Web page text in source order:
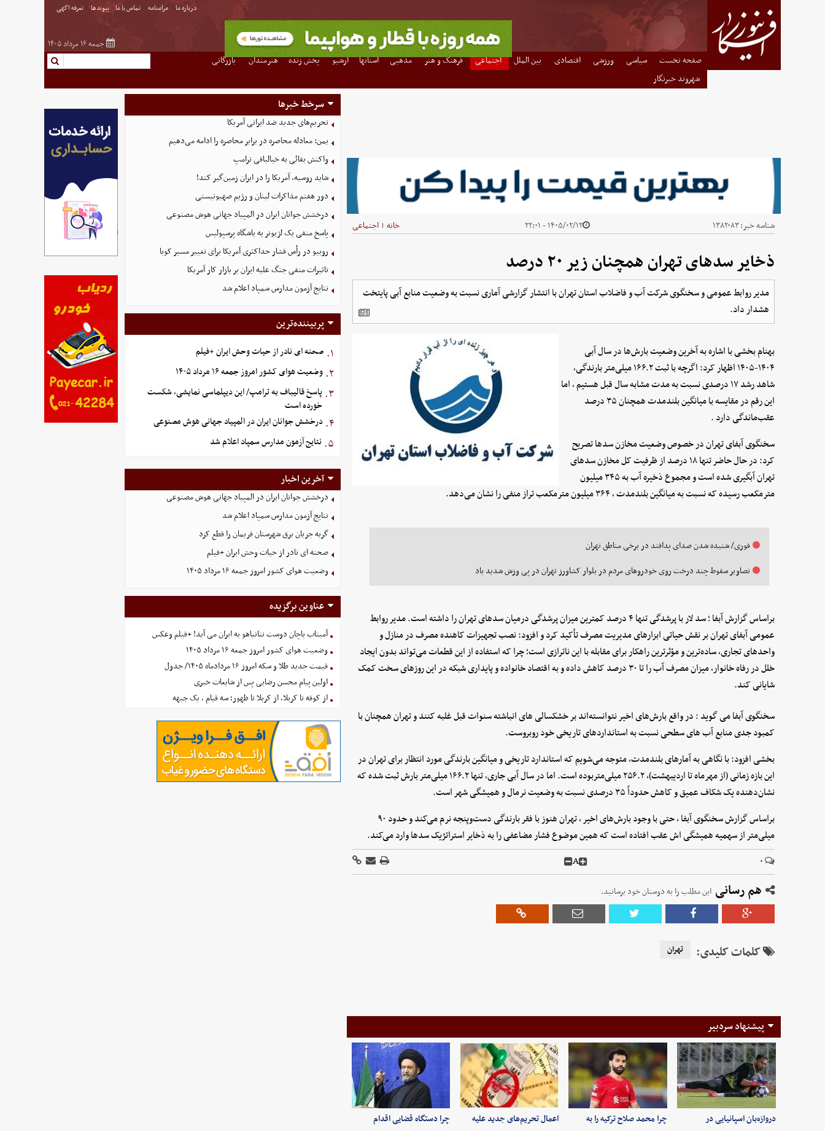
درباره ما مرامنامه تماس با ما پیوندها تعرفه اگهی
جمعه ۱۶ مرداد ۱۴۰۵
صفحه نخست سیاسی ورزشی اقتصادی بین الملل اجتماعی فرهنگ و هنر مذهبی استانها آرشیو پخش زنده هنرمندان
بازرگانی
شهروند خبرنگار
شناسه خبر:۱۳۸۲۰۸۳ ۱۴۰۵/۰۲/۱۲ - ۲۲:۰۱ خانه | اجتماعی
ذخایر سدهای تهران همچنان زیر ۲۰ درصد
مدیر روابط عمومی و سخنگوی شرکت آب و فاضلاب استان تهران با انتشار گزارشی آماری نسبت به وضعیت منابع آبی پایتخت
هشدار داد.
بهنام بخشی با اشاره به آخرین وضعیت بارش‌ها در سال آبی
۱۴۰۴-۱۴۰۵ اظهار کرد: اگرچه با ثبت ۱۶۶.۲ میلی‌متر بارندگی،
شاهد رشد ۱۷ درصدی نسبت به مدت مشابه سال قبل هستیم ، اما
این رقم در مقایسه با میانگین بلندمدت همچنان ۳۵ درصد
عقب‌ماندگی دارد .
سخنگوی آبفای تهران در خصوص وضعیت مخازن سدها تصریح
کرد: در حال حاضر تنها ۱۸ درصد از ظرفیت کل مخازن سدهای
تهران آبگیری شده است و مجموع ذخیره آب به ۳۴۵ میلیون
مترمکعب رسیده که نسبت به میانگین بلندمدت ، ۳۶۴ میلیون مترمکعب تراز منفی را نشان می‌دهد.
فوری/ شنیده شدن صدای پدافند در برخی مناطق تهران
تصاویر سقوط چند درخت روی خودروهای مردم در بلوار کشاورز تهران در پی وزش شدید باد
براساس گزارش آبفا ؛ سد لار با پرشدگی تنها ۴ درصد کمترین میزان پرشدگی درمیان سدهای تهران را داشته است. مدیر روابط
عمومی آبفای تهران بر نقش حیاتی ابزارهای مدیریت مصرف تأکید کرد و افزود: نصب تجهیزات کاهنده مصرف در منازل و
واحدهای تجاری، ساده‌ترین و مؤثرترین راهکار برای مقابله با این ناترازی است؛ چرا که استفاده از این قطعات می‌تواند بدون ایجاد
خلل در رفاه خانوار، میزان مصرف آب را تا ۳۰ درصد کاهش داده و به اقتصاد خانواده و پایداری شبکه در این روزهای سخت کمک
شایانی کند.
سخنگوی آبفا می گوید : در واقع بارش‌های اخیر نتوانسته‌اند بر خشکسالی‌ های انباشته سنوات قبل غلبه کنند و تهران همچنان با
کمبود جدی منابع آب های سطحی نسبت به استانداردهای تاریخی خود روبروست.
بخشی افزود: با نگاهی به آمارهای بلندمدت، متوجه می‌شویم که استاندارد تاریخی و میانگین بارندگی مورد انتظار برای تهران در
این بازه زمانی (از مهرماه تا اردیبهشت)، ۲۵۶.۲ میلی‌متربوده است. اما در سال آبی جاری، تنها ۱۶۶.۲ میلی‌متر بارش ثبت شده که
نشان‌دهنده یک شکاف عمیق و کاهش حدوداً ۳۵ درصدی نسبت به وضعیت نرمال و همیشگی شهر است.
براساس گزارش سخنگوی آبفا ، حتی با وجود بارش‌های اخیر ، تهران هنوز با فقر بارندگی دست‌وپنجه نرم می‌کند و حدود ۹۰
میلی‌متر از سهمیه همیشگی‌ اش عقب افتاده است که همین موضوع فشار مضاعفی را به ذخایر استراتژیک سدها وارد می‌کند.
۰ A
هم رسانی این مطلب را به دوستان خود برسانید.
کلمات کلیدی: تهران
پیشنهاد سردبیر
دروازه‌بان اسپانیایی در
چرا محمد صلاح ترکیه را به
اعمال تحریم‌های جدید علیه
چرا دستگاه قضایی اقدام
سرخط خبرها
تحریم‌های جدید ضد ایرانی آمریکا
یمن: معادله محاصره در برابر محاصره را ادامه می‌دهیم
واکنش بقائی به خیالبافی ترامپ
شاید روسیه، آمریکا را در ایران زمین‌گیر کند!
دور هفتم مذاکرات لبنان و رژیم صهیونیستی
درخشش جوانان ایران در المپیاد جهانی هوش مصنوعی
پاسخ منفی یک لژیونر به باشگاه پرسپولیس
روبیو در رأس فشار حداکثری آمریکا برای تغییر مسیر کوبا
تاثیرات منفی جنگ علیه ایران بر بازار کار آمریکا
نتایج آزمون مدارس سمپاد اعلام شد
پربیننده‌ترین
۱. صحنه ای نادر از حیات وحش ایران +فیلم
۲. وضعیت هوای کشور امروز جمعه ۱۶ مرداد ۱۴۰۵
۳. پاسخ قالیباف به ترامپ/ این دیپلماسی نمایشی، شکست
خورده است
۴. درخشش جوانان ایران در المپیاد جهانی هوش مصنوعی
۵. نتایج آزمون مدارس سمپاد اعلام شد
آخرین اخبار
درخشش جوانان ایران در المپیاد جهانی هوش مصنوعی
نتایج آزمون مدارس سمپاد اعلام شد
گربه جریان برق شهرستان فریمان را قطع کرد
صحنه ای نادر از حیات وحش ایران +فیلم
وضعیت هوای کشور امروز جمعه ۱۶ مرداد ۱۴۰۵
عناوین برگزیده
آمیتاب باچان دوست نتانیاهو به ایران می آید! +فیلم وعکس
وضعیت هوای کشور امروز جمعه ۱۶ مرداد ۱۴۰۵
قیمت جدید طلا و سکه امروز ۱۶ مردادماه ۱۴۰۵/ جدول
اولین پیام محسن رضایی پس از شایعات خبری
از کوفه تا کربلا، از کربلا تا ظهور؛ سه قیام ، یک جبهه